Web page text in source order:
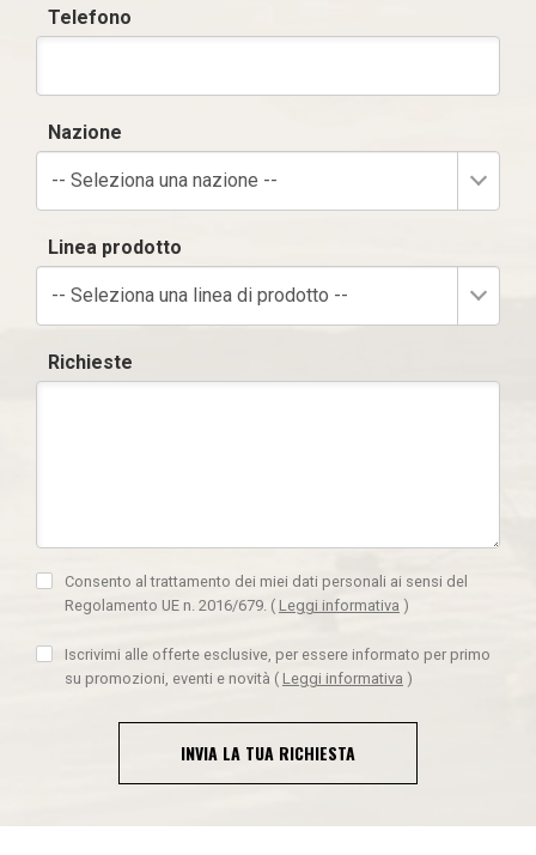
Telefono
Nazione
-- Seleziona una nazione --
Linea prodotto
-- Seleziona una linea di prodotto --
Richieste
Consento al trattamento dei miei dati personali ai sensi del
Regolamento UE n. 2016/679. ( Leggi informativa )
Iscrivimi alle offerte esclusive, per essere informato per primo
su promozioni, eventi e novità ( Leggi informativa )
INVIA LA TUA RICHIESTA